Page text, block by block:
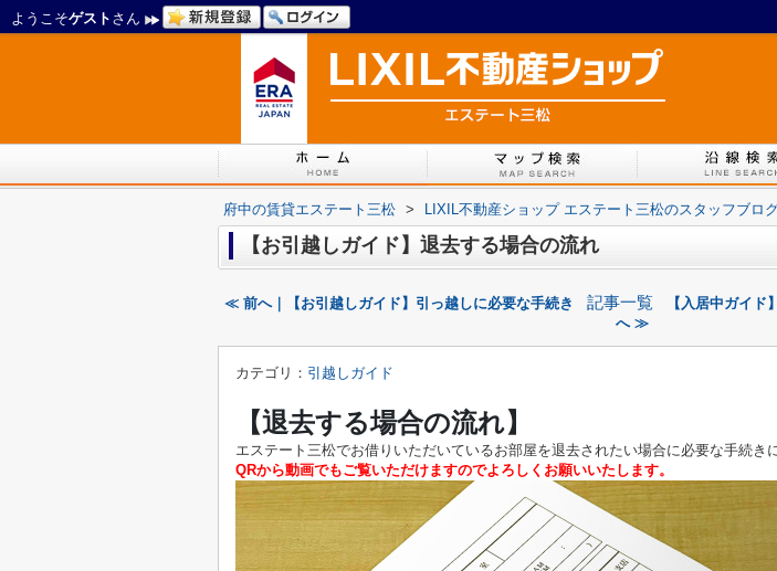
ようこそゲスト さん
府中の賃貸エステート三松 > LIXIL不動産ショップ エステート三松のスタッフブロ
【お引越しガイド】退去する場合の流れ
≪ 前へ｜【お引越しガイド】引っ越しに必要な手続き 記事一覧
【入居中ガイ
へ ≫
カテゴリ： 引越しガイド
【退去する場合の流れ】
エステート三松でお借りいただいているお部屋を退去されたい場合に必要な手続き
QRから動画でもご覧いただけますのでよろしくお願いいたします。